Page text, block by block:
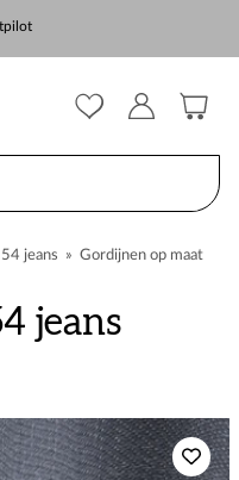
54 jeans » Gordijnen op maat
jeans